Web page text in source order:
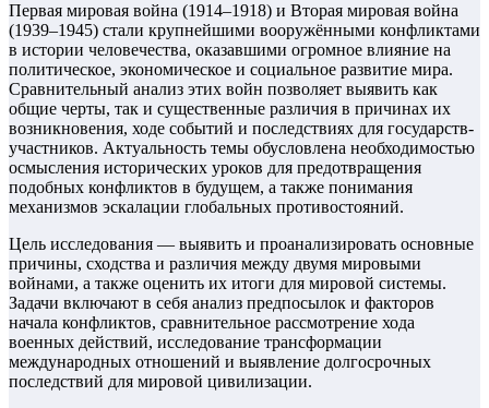
Первая мировая война (1914–1918) и Вторая мировая война
(1939–1945) стали крупнейшими вооружёнными конфликтами
в истории человечества, оказавшими огромное влияние на
политическое, экономическое и социальное развитие мира.
Сравнительный анализ этих войн позволяет выявить как
общие черты, так и существенные различия в причинах их
возникновения, ходе событий и последствиях для государств-
участников. Актуальность темы обусловлена необходимостью
осмысления исторических уроков для предотвращения
подобных конфликтов в будущем, а также понимания
механизмов эскалации глобальных противостояний.
Цель исследования — выявить и проанализировать основные
причины, сходства и различия между двумя мировыми
войнами, а также оценить их итоги для мировой системы.
Задачи включают в себя анализ предпосылок и факторов
начала конфликтов, сравнительное рассмотрение хода
военных действий, исследование трансформации
международных отношений и выявление долгосрочных
последствий для мировой цивилизации.